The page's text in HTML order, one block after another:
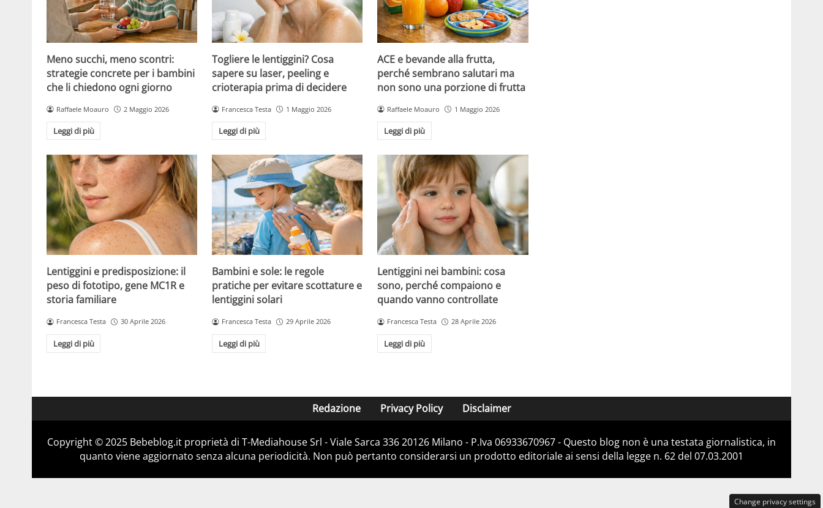
Meno succhi, meno scontri:
strategie concrete per i bambini
che li chiedono ogni giorno
Raffaele Moauro 2 Maggio 2026
Leggi di più
Togliere le lentiggini? Cosa
sapere su laser, peeling e
crioterapia prima di decidere
Francesca Testa 1 Maggio 2026
Leggi di più
ACE e bevande alla frutta,
perché sembrano salutari ma
non sono una porzione di frutta
Raffaele Moauro 1 Maggio 2026
Leggi di più
Lentiggini e predisposizione: il
peso di fototipo, gene MC1R e
storia familiare
Francesca Testa 30 Aprile 2026
Leggi di più
Bambini e sole: le regole
pratiche per evitare scottature e
lentiggini solari
Francesca Testa 29 Aprile 2026
Leggi di più
Lentiggini nei bambini: cosa
sono, perché compaiono e
quando vanno controllate
Francesca Testa 28 Aprile 2026
Leggi di più
Redazione Privacy Policy Disclaimer
Copyright © 2025 Bebeblog.it proprietà di T-Mediahouse Srl - Viale Sarca 336 20126 Milano - P.Iva 06933670967 - Questo blog non è una testata giornalistica, in
quanto viene aggiornato senza alcuna periodicità. Non può pertanto considerarsi un prodotto editoriale ai sensi della legge n. 62 del 07.03.2001
Change privacy settings